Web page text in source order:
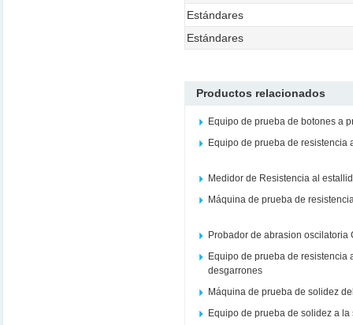
Estándares
Estándares
Productos relacionados
Equipo de prueba de botones a
Equipo de prueba de resistencia
Medidor de Resistencia al
Máquina de prueba de
Probador de abrasion oscilatoria
Equipo de prueba de resistencia
desgarrones
Máquina de prueba de solidez
Equipo de prueba de solidez a